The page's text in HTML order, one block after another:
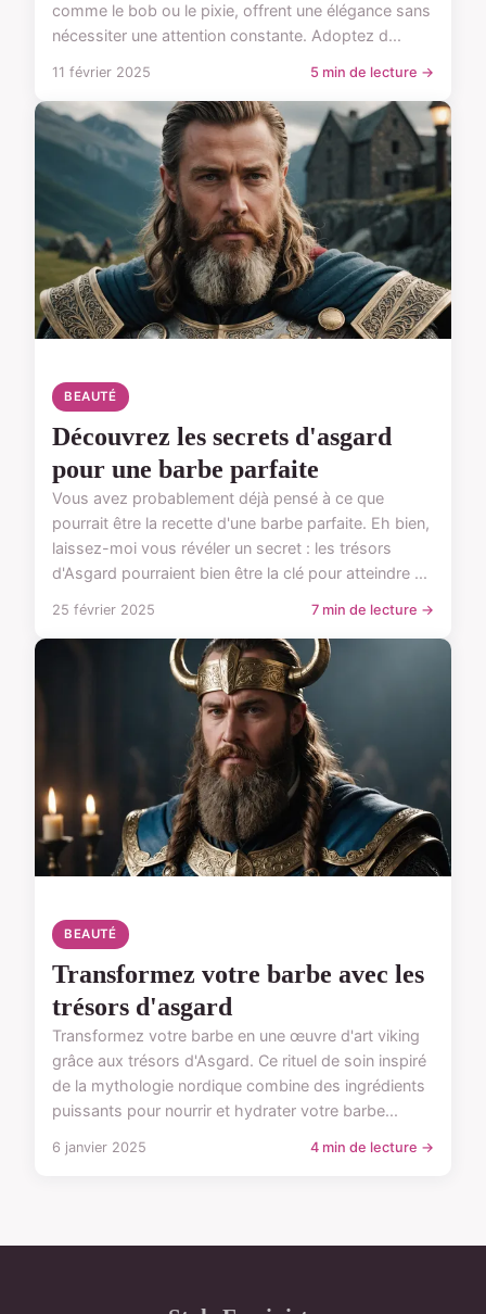
comme le bob ou le pixie, offrent une élégance sans
nécessiter une attention constante. Adoptez d...
11 février 2025 5 min de lecture →
BEAUTÉ
Découvrez les secrets d'asgard
pour une barbe parfaite
Vous avez probablement déjà pensé à ce que
pourrait être la recette d'une barbe parfaite. Eh bien,
laissez-moi vous révéler un secret : les trésors
d'Asgard pourraient bien être la clé pour atteindre ...
25 février 2025 7 min de lecture →
BEAUTÉ
Transformez votre barbe avec les
trésors d'asgard
Transformez votre barbe en une œuvre d'art viking
grâce aux trésors d'Asgard. Ce rituel de soin inspiré
de la mythologie nordique combine des ingrédients
puissants pour nourrir et hydrater votre barbe...
6 janvier 2025 4 min de lecture →